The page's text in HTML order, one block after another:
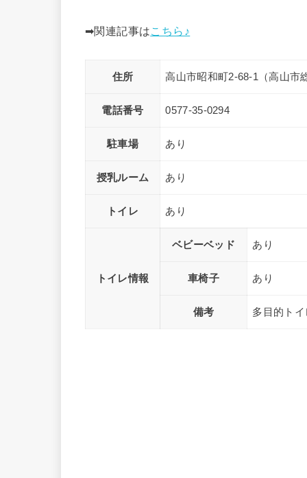
➡関連記事はこちら♪
住所 高山市昭和町2-68-1（高山市
電話番号 0577-35-0294
駐車場 あり
授乳ルーム あり
トイレ あり
トイレ情報
ベビーベッド あり
車椅子 あり
備考 多目的ト